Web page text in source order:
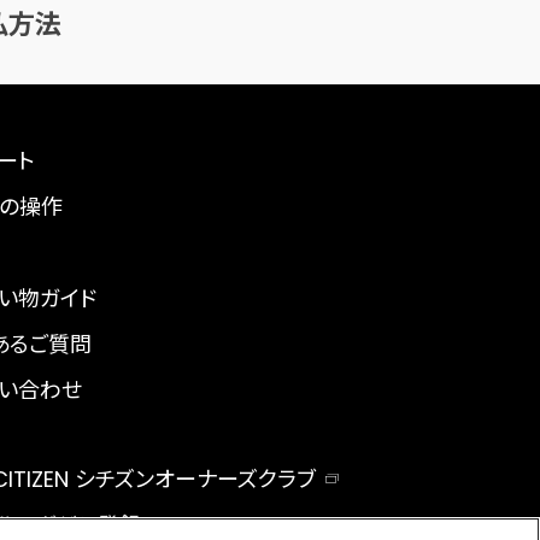
方法
ト
操作
物ガイド
るご質問
合わせ
シチズンオーナーズクラブ
マガジン登録